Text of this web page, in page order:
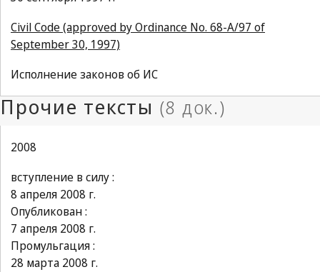
Civil Code (approved by Ordinance No. 68-A/97 of
September 30, 1997)
Исполнение законов об ИС
2008
вступление в силу :
8 апреля 2008 г.
Опубликован :
7 апреля 2008 г.
Промульгация :
28 марта 2008 г.